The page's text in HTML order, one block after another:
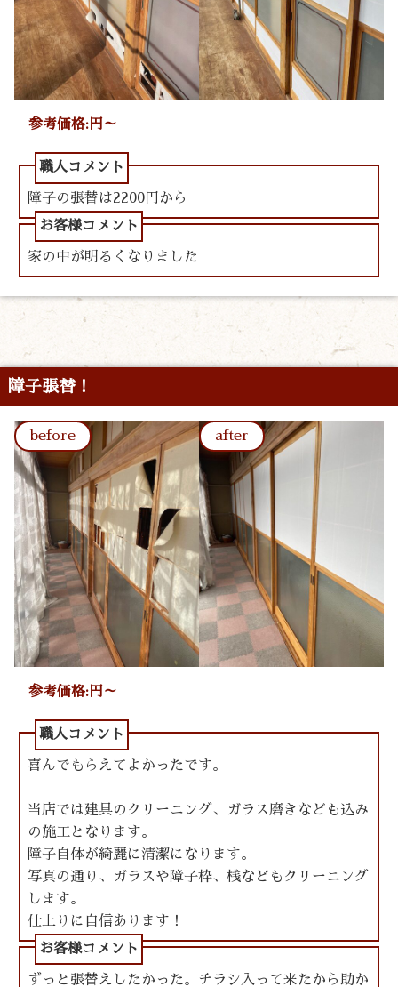
参考価格:円～
障子の張替は2200円から
家の中が明るくなりました
障子張替！
参考価格:円～
喜んでもらえてよかったです。
当店では建具のクリーニング、ガラス磨きなども込み
の施工となります。
障子自体が綺麗に清潔になります。
写真の通り、ガラスや障子枠、桟などもクリーニング
します。
仕上りに自信あります！
ずっと張替えしたかった。チラシ入って来たから助か